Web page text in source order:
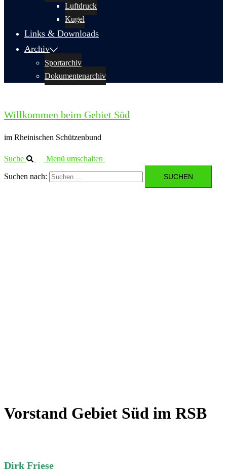
Luftdruck
Kugel
Links & Downloads
Archiv
Sportarchiv
Dokumentenarchiv
Willkommen beim Gebiet Süd
im Rheinischen Schützenbund
Suche Menü umschalten
Suchen nach:
Vorstand Gebiet Süd im RSB
Dirk Friese